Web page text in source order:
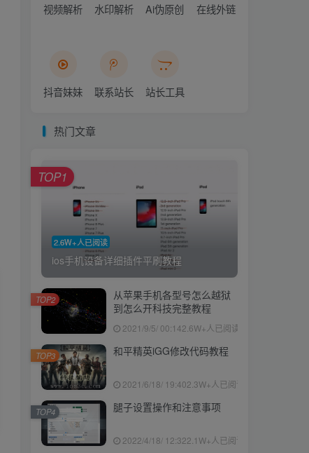
视频解析 水印解析 Ai伪原创 在线外链
抖音妹妹 联系站长 站长工具
热门文章
2.6W+人已阅读
ios手机设备详细插件平刷教程
TOP1
从苹果手机各型号怎么越狱
到怎么开科技完整教程
2021/9/5/ 00:142.6W+人已阅读
TOP2
和平精英iGG修改代码教程
2021/6/18/ 19:402.3W+人已阅读
TOP3
腿子设置操作和注意事项
2022/4/18/ 12:322.1W+人已阅读
TOP4